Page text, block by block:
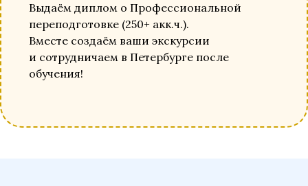
Выдаём диплом о Профессиональной
переподготовке (250+ акк.ч.).
Вместе создаём ваши экскурсии
и сотрудничаем в Петербурге после
обучения!